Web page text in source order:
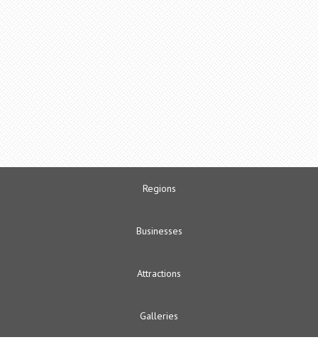
Regions
Businesses
Attractions
Galleries